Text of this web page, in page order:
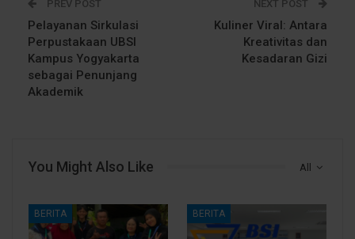
PREV POST
Pelayanan Sirkulasi
Perpustakaan UBSI
Kampus Yogyakarta
sebagai Penunjang
Akademik
NEXT POST
Kuliner Viral: Antara
Kreativitas dan
Kesadaran Gizi
All
You Might Also Like
BERITA BERITA